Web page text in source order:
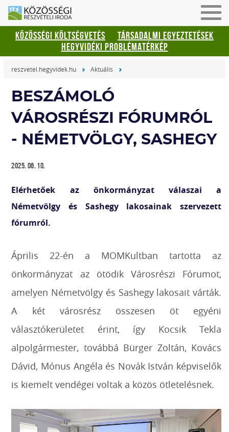
be-
vagy
KÖZÖSSÉGI KÖLTSÉGVETÉS
TÁRSADALMI EGYEZTETÉSEK
HEGYVIDÉKI PROBLÉMATÉRKÉP
reszvetel.hegyvidek.hu Aktuális
BESZÁMOLÓ
VÁROSRÉSZI FÓRUMRÓL
- NÉMETVÖLGY, SASHEGY
2025. 06. 10.
Elérhetőek az önkormányzat válaszai a
Németvölgy és Sashegy lakosainak szervezett
fórumról.
Április 22-én a MOMKultban tartotta az
önkormányzat az ötödik Városrészi Fórumot,
amelyen Németvölgy és Sashegy lakosait várták.
A két városrész összesen öt egyéni
választókerületet érint, így Kocsik Tekla
alpolgármester, továbbá Bürger Zoltán, Kovács
Dávid, Mónus Angéla és Novák István képviselők
is kiemelt vendégei voltak a közös ötletelésnek.